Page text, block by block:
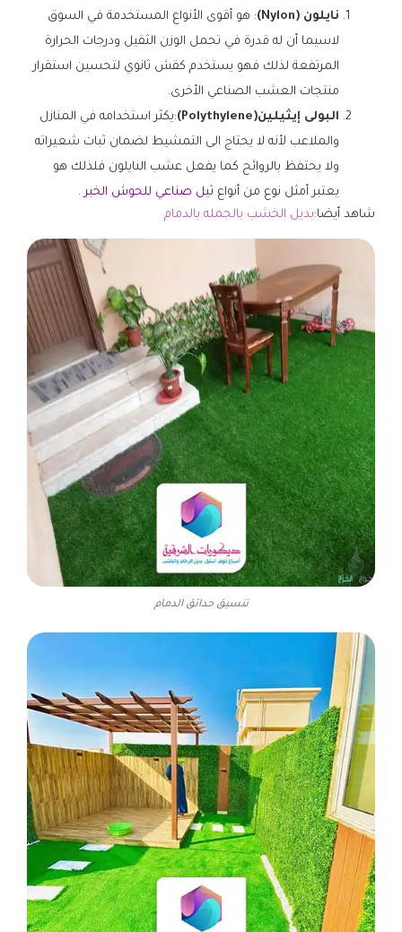
نايلون (Nylon)
: هو أقوى الأنواع المستخدمة في السوق
لاسيما أن له قدرة في تحمل الوزن الثقيل ودرجات الحرارة
المرتفعة لذلك فهو يستخدم كقش ثانوي لتحسين استقرار
منتجات العشب الصناعي الأخرى.
البولى إيثيلين(Polythylene)
:يكثر استخدامه في المنازل
والملاعب لأنه لا يحتاج الى التمشيط لضمان ثبات شعيراته
ولا يحتفظ بالروائح كما يفعل عشب النايلون فلذلك هو
يعتبر أمثل نوع من أنواع ثيل صناعي للحوش الخبر .
شاهد أيضا:بديل الخشب بالجمله بالدمام
تنسيق حدائق الدمام